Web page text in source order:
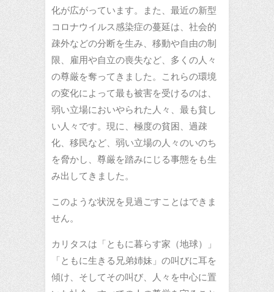
化が広がっています。また、最近の新型
コロナウイルス感染症の蔓延は、社会的
疎外などの分断を生み、移動や自由の制
限、雇用や自立の喪失など、多くの人々
の尊厳を奪ってきました。これらの環境
の変化によって最も被害を受けるのは、
弱い立場においやられた人々、最も貧し
い人々です。現に、極度の貧困、過疎
化、移民など、弱い立場の人々のいのち
を脅かし、尊厳を踏みにじる事態をも生
み出してきました。
このような状況を見過ごすことはできま
せん。
カリタスは「ともに暮らす家（地球）」
「ともに生きる兄弟姉妹」の叫びに耳を
傾け、そしてその叫び、人々を中心に置